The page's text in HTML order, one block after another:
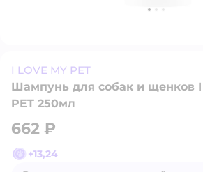
I LOVE MY PET
Шампунь для собак и щенков I
PET 250мл
662 ₽
+13,24